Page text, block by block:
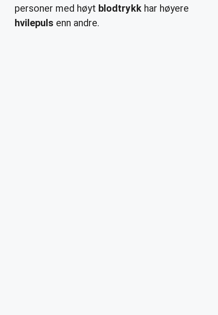
personer med høyt blodtrykkhar høyere
hvilepuls enn andre.